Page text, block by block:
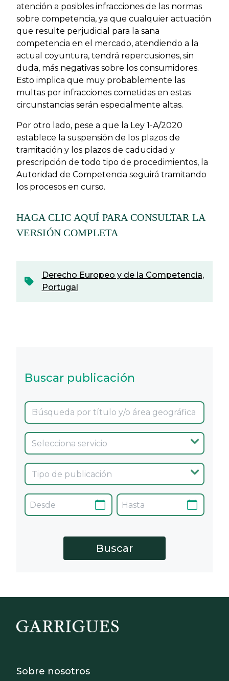
atención a posibles infracciones de las normas
sobre competencia, ya que cualquier actuación
que resulte perjudicial para la sana
competencia en el mercado, atendiendo a la
actual coyuntura, tendrá repercusiones, sin
duda, más negativas sobre los consumidores.
Esto implica que muy probablemente las
multas por infracciones cometidas en estas
circunstancias serán especialmente altas.
Por otro lado, pese a que la Ley 1-A/2020
establece la suspensión de los plazos de
tramitación y los plazos de caducidad y
prescripción de todo tipo de procedimientos, la
Autoridad de Competencia seguirá tramitando
los procesos en curso.
HAGA CLIC AQUÍ PARA CONSULTAR LA
VERSIÓN COMPLETA
Derecho Europeo y de la Competencia,
Portugal
Buscar publicación
Footer - Sobre Nosotros
Sobre nosotros